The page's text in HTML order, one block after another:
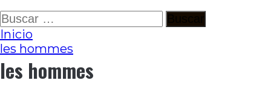
Ir
al
contenido
Buscar:
Inicio
les hommes
les hommes